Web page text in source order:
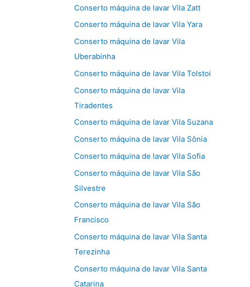
Conserto máquina de lavar Vila Zatt
Conserto máquina de lavar Vila Yara
Conserto máquina de lavar Vila
Uberabinha
Conserto máquina de lavar Vila Tolstoi
Conserto máquina de lavar Vila
Tiradentes
Conserto máquina de lavar Vila Suzana
Conserto máquina de lavar Vila Sônia
Conserto máquina de lavar Vila Sofia
Conserto máquina de lavar Vila São
Silvestre
Conserto máquina de lavar Vila São
Francisco
Conserto máquina de lavar Vila Santa
Terezinha
Conserto máquina de lavar Vila Santa
Catarina